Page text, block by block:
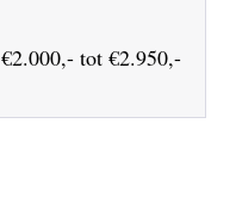
€2.000,- tot €2.950,-